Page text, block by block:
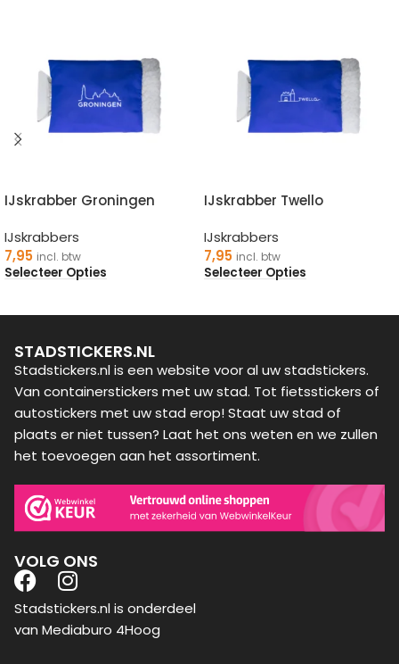
IJskrabber Groningen
IJskrabbers
7,95 incl. btw
Selecteer Opties
IJskrabber Twello
IJskrabbers
7,95 incl. btw
Selecteer Opties
STADSTICKERS.NL
Stadstickers.nl is een website voor al uw stadstickers.
Van containerstickers met uw stad. Tot fietsstickers of
autostickers met uw stad erop! Staat uw stad of
plaats er niet tussen? Laat het ons weten en we zullen
het toevoegen aan het assortiment.
VOLG ONS
Stadstickers.nl is onderdeel
van Mediaburo 4Hoog